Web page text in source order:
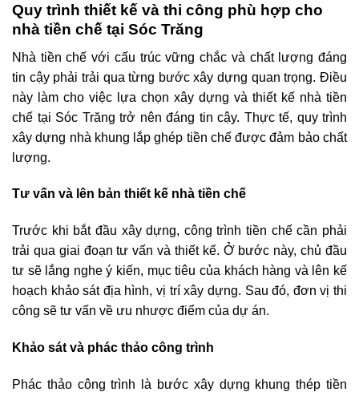
Quy trình thiết kế và thi công phù hợp cho
nhà tiền chế tại Sóc Trăng
Nhà tiền chế với cấu trúc vững chắc và chất lượng đáng
tin cậy phải trải qua từng bước xây dựng quan trọng. Điều
này làm cho việc lựa chọn xây dựng và thiết kế nhà tiền
chế tại Sóc Trăng trở nên đáng tin cậy. Thực tế, quy trình
xây dựng nhà khung lắp ghép tiền chế được đảm bảo chất
lượng.
Tư vấn và lên bản thiết kế nhà tiền chế
Trước khi bắt đầu xây dựng, công trình tiền chế cần phải
trải qua giai đoạn tư vấn và thiết kế. Ở bước này, chủ đầu
tư sẽ lắng nghe ý kiến, mục tiêu của khách hàng và lên kế
hoạch khảo sát địa hình, vị trí xây dựng. Sau đó, đơn vị thi
công sẽ tư vấn về ưu nhược điểm của dự án.
Khảo sát và phác thảo công trình
Phác thảo công trình là bước xây dựng khung thép tiền